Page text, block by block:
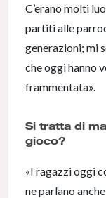
C’erano molti
partiti alle
generazioni; mi
che oggi hanno
frammentata».
Si tratta di
gioco?
«I ragazzi oggi
ne parlano